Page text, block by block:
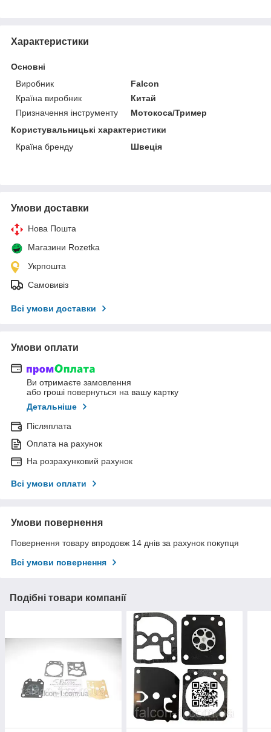
Характеристики
Основні
Виробник
Falcon
Країна виробник
Китай
Призначення інструменту
Мотокоса/Тример
Користувальницькі характеристики
Країна бренду
Швеція
Умови доставки
Нова Пошта
Магазини Rozetka
Укрпошта
Самовивіз
Всі умови доставки
Умови оплати
Ви отримаєте замовлення
або гроші повернуться на вашу картку
Детальніше
Післяплата
Оплата на рахунок
На розрахунковий рахунок
Всі умови оплати
Умови повернення
Повернення товару впродовж 14 днів за рахунок покупця
Всі умови повернення
Подібні товари компанії